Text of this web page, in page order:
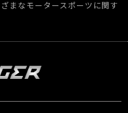
まなモータースポーツに関す